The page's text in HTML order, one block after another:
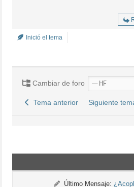
Inició el tema
Cambiar de foro
Tema anterior Siguiente
Último Mensaje: